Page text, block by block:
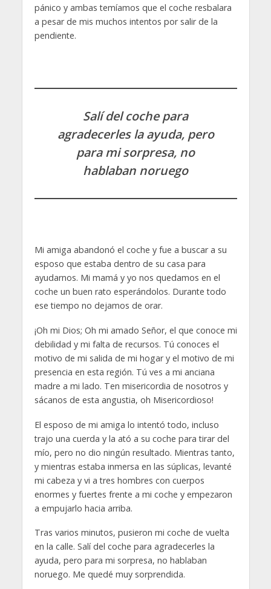
pánico y ambas temíamos que el coche resbalara
a pesar de mis muchos intentos por salir de la
pendiente.
Salí del coche para
agradecerles la ayuda, pero
para mi sorpresa, no
hablaban noruego
Mi amiga abandonó el coche y fue a buscar a su
esposo que estaba dentro de su casa para
ayudarnos. Mi mamá y yo nos quedamos en el
coche un buen rato esperándolos. Durante todo
ese tiempo no dejamos de orar.
¡Oh mi Dios; Oh mi amado Señor, el que conoce mi
debilidad y mi falta de recursos. Tú conoces el
motivo de mi salida de mi hogar y el motivo de mi
presencia en esta región. Tú ves a mi anciana
madre a mi lado. Ten misericordia de nosotros y
sácanos de esta angustia, oh Misericordioso!
El esposo de mi amiga lo intentó todo, incluso
trajo una cuerda y la ató a su coche para tirar del
mío, pero no dio ningún resultado. Mientras tanto,
y mientras estaba inmersa en las súplicas, levanté
mi cabeza y vi a tres hombres con cuerpos
enormes y fuertes frente a mi coche y empezaron
a empujarlo hacia arriba.
Tras varios minutos, pusieron mi coche de vuelta
en la calle. Salí del coche para agradecerles la
ayuda, pero para mi sorpresa, no hablaban
noruego. Me quedé muy sorprendida.